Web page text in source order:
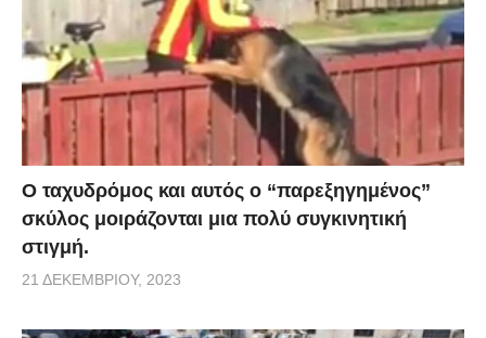
Ο ταχυδρόμος και αυτός ο “παρεξηγημένος”
σκύλος μοιράζονται μια πολύ συγκινητική
στιγμή.
21 ΔΕΚΕΜΒΡΊΟΥ, 2023